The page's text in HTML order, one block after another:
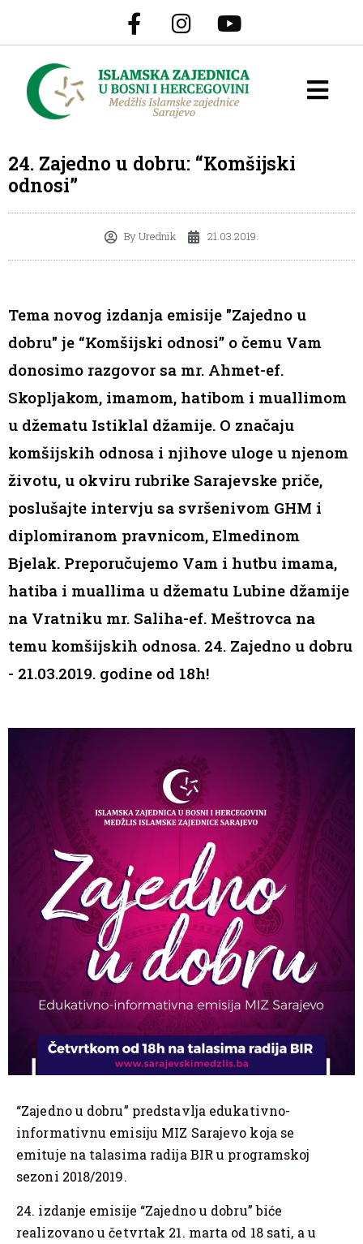
24. Zajedno u dobru: “Komšijski
odnosi”
ByUrednik 21.03.2019.
Tema novog izdanja emisije "Zajedno u
dobru" je “Komšijski odnosi” o čemu Vam
donosimo razgovor sa mr. Ahmet-ef.
Skopljakom, imamom, hatibom i muallimom
u džematu Istiklal džamije. O značaju
komšijskih odnosa i njihove uloge u njenom
životu, u okviru rubrike Sarajevske priče,
poslušajte intervju sa svršenivom GHM i
diplomiranom pravnicom, Elmedinom
Bjelak. Preporučujemo Vam i hutbu imama,
hatiba i muallima u džematu Lubine džamije
na Vratniku mr. Saliha-ef. Meštrovca na
temu komšijskih odnosa. 24. Zajedno u dobru
- 21.03.2019. godine od 18h!
“Zajedno u dobru” predstavlja edukativno-
informativnu emisiju MIZ Sarajevo koja se
emituje na talasima radija BIR u programskoj
sezoni 2018/2019.
24. izdanje emisije “Zajedno u dobru” biće
realizovano u četvrtak 21. marta od 18 sati, a u